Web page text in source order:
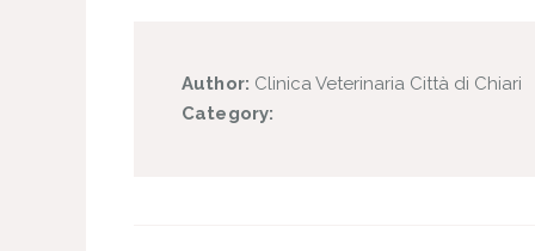
Author: Clinica Veterinaria Città di Chiari
Category: